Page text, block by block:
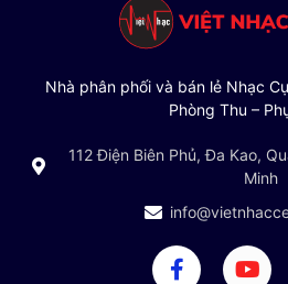
Nhà phân phối và bán lẻ Nhạc
Phòng Thu –
112 Điện Biên Phủ, Đa Kao,
Minh